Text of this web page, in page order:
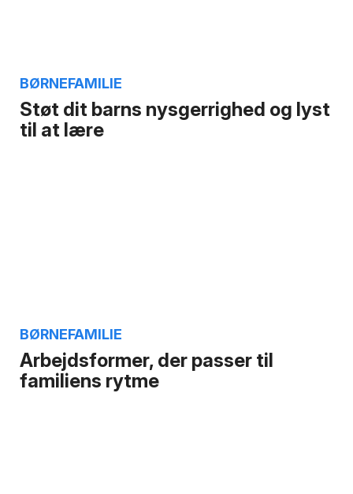
Støt dit barns nysgerrighed og lyst
til at lære
BØRNEFAMILIE
Arbejdsformer, der passer til
familiens rytme
BØRNEFAMILIE